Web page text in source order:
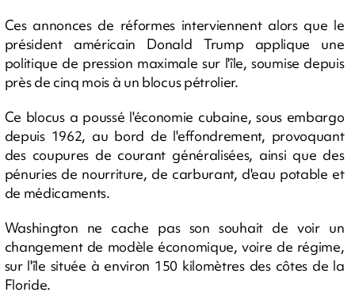
Ces annonces de réformes interviennent alors que le
président américain Donald Trump applique une
politique de pression maximale sur l'île, soumise depuis
près de cinq mois à un blocus pétrolier.
Ce blocus a poussé l'économie cubaine, sous embargo
depuis 1962, au bord de l'effondrement, provoquant
des coupures de courant généralisées, ainsi que des
pénuries de nourriture, de carburant, d'eau potable et
de médicaments.
Washington ne cache pas son souhait de voir un
changement de modèle économique, voire de régime,
sur l'île située à environ 150 kilomètres des côtes de la
Floride.